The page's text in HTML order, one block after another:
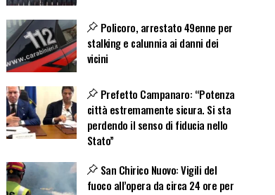
Policoro, arrestato 49enne per
stalking e calunnia ai danni dei
vicini
Prefetto Campanaro: “Potenza
città estremamente sicura. Si sta
perdendo il senso di fiducia nello
Stato”
San Chirico Nuovo: Vigili del
fuoco all’opera da circa 24 ore per